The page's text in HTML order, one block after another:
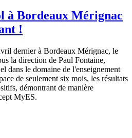
à Bordeaux Mérignac
!
dernier à Bordeaux Mérignac, le
la direction de Paul Fontaine,
dans le domaine de l'enseignement
de seulement six mois, les résultats
démontrant de manière
MyES.